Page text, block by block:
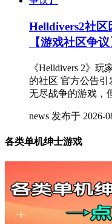
Helldivers2社区
【游戏社区争议
《Helldivers 2》
的社区 官方公告引
无尽战争的游戏，
news 发布于 2026-
各类单机绅士游戏